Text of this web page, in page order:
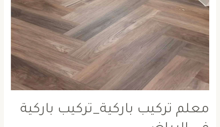
معلم تركيب باركية_تركيب باركية